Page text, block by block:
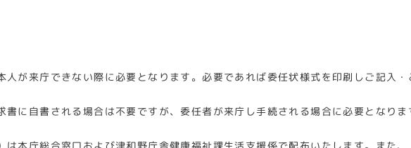
が来庁できない際に必要となります。必要であれば委任状様式を印刷しご記入・
に自書される場合は不要ですが、委任者が来庁し手続される場合に必要となりま